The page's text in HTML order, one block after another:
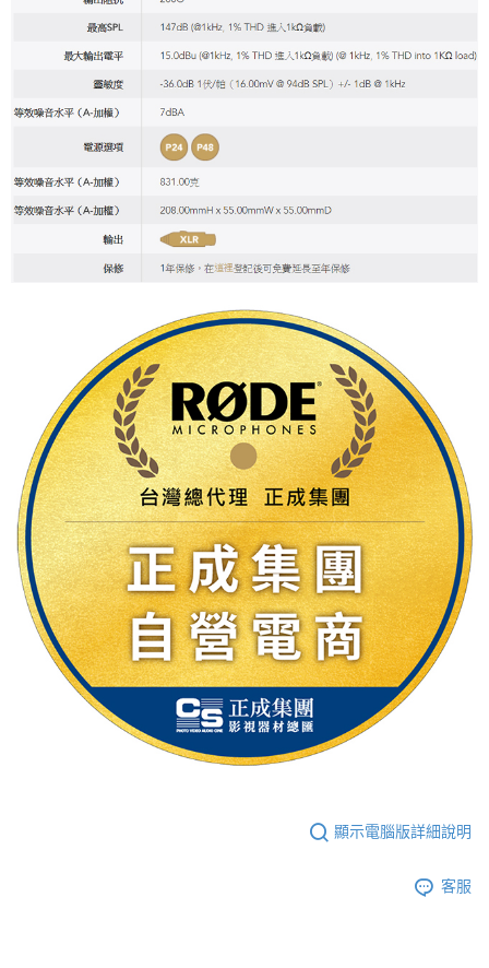
顯示電腦版詳細說明
客服